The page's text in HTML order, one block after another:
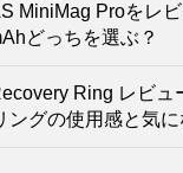
MiniMag Proをレ
どっちを選ぶ？
Ring レビュ
ングの使用感と気